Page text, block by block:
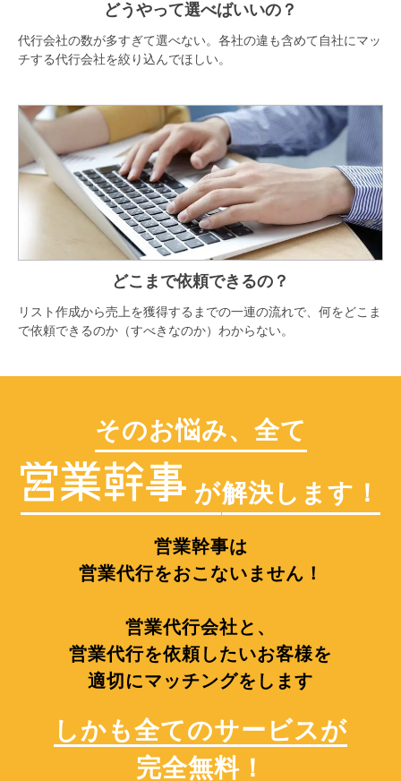
どうやって選べばいいの？
代行会社の数が多すぎて選べない。各社の違も含めて自社にマッ
チする代行会社を絞り込んでほしい。
どこまで依頼できるの？
リスト作成から売上を獲得するまでの一連の流れで、何をどこま
で依頼できるのか（すべきなのか）わからない。
そのお悩み、全て
が解決します！
営業幹事は
営業代行をおこないません！
営業代行会社と、
営業代行を依頼したいお客様を
適切にマッチングをします
しかも全てのサービスが
完全無料！